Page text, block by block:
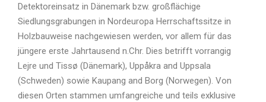
Detektoreinsatz in Dänemark bzw. großflächige
Siedlungsgrabungen in Nordeuropa Herrschaftssitze in
Holzbauweise nachgewiesen werden, vor allem für das
jüngere erste Jahrtausend n.Chr. Dies betrifft vorrangig
Lejre und Tissø (Dänemark), Uppåkra and Uppsala
(Schweden) sowie Kaupang and Borg (Norwegen). Von
diesen Orten stammen umfangreiche und teils exklusive